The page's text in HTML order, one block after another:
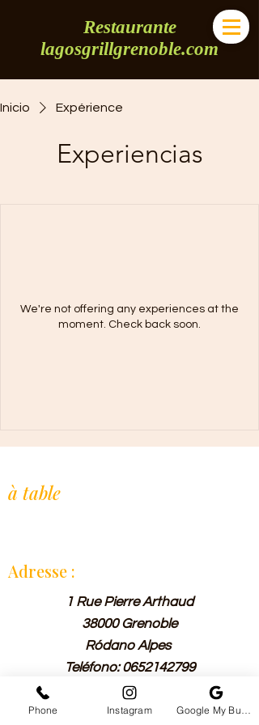
Restaurante
lagosgrillgrenoble.com
Inicio Expérience
Experiencias
We're not offering any experiences at the
moment. Check back soon.
à table
Adresse :
1 Rue Pierre Arthaud
38000 Grenoble
Ródano Alpes
Teléfono:0652142799
Horraire :
Phone Instagram